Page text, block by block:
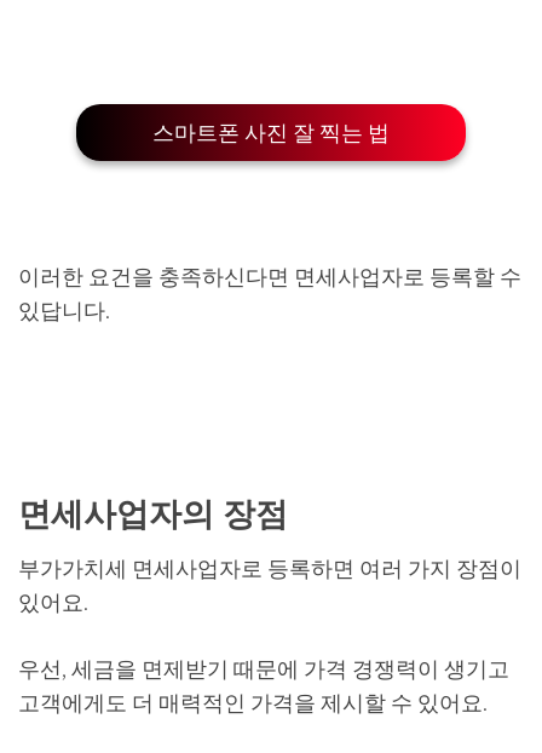
스마트폰 사진 잘 찍는 법
이러한 요건을 충족하신다면 면세사업자로 등록할 수
있답니다.
면세사업자의 장점
부가가치세 면세사업자로 등록하면 여러 가지 장점이
있어요.
우선, 세금을 면제받기 때문에 가격 경쟁력이 생기고
고객에게도 더 매력적인 가격을 제시할 수 있어요.